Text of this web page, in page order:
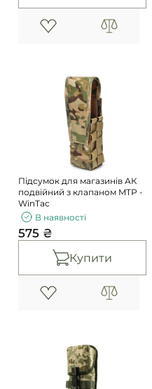
Підсумок для магазинів АК
подвійний з клапаном MТР -
WinTac
В наявності
575 ₴
Купити